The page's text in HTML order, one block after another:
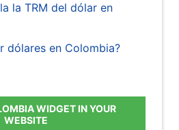
la TRM del dólar en
dólares en Colombia?
WIDGET IN YOUR
WEBSITE